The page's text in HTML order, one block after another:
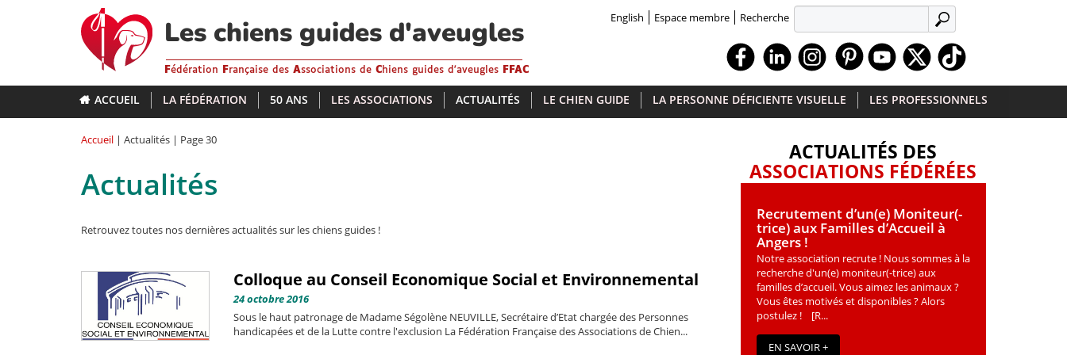
Les chiens guides d'aveugles
Fédération Française des Associations de Chiens guides d'aveugles FFAC
English Espace membre Recherche APPLIQUER
FacebookLinkedin Instagram Youtube
ACCUEIL LA FÉDÉRATION 50 ANS LES ASSOCIATIONS ACTUALITÉS LE CHIEN GUIDE LA PERSONNE DÉFICIENTE VISUELLE LES PROFESSIONNELS
Accueil | Actualités | Page 30
Actualités
Retrouvez toutes nos dernières actualités sur les chiens guides !
Colloque au Conseil Economique Social et Environnemental
24 octobre 2016
Sous le haut patronage de Madame Ségolène NEUVILLE, Secrétaire d’Etat chargée des Personnes
handicapées et de la Lutte contre l'exclusion La Fédération Française des Associations de Chien...
ACTUALITÉS DES
ASSOCIATIONS FÉDÉRÉES
Recrutement d’un(e) Moniteur(-
trice) aux Familles d’Accueil à
Angers !
Notre association recrute ! Nous sommes à la
recherche d'un(e) moniteur(-trice) aux
familles d’accueil. Vous aimez les animaux ?
Vous êtes motivés et disponibles ? Alors
postulez ! [R...
EN SAVOIR +